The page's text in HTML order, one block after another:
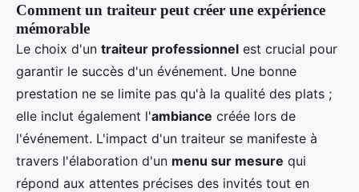
Comment un traiteur peut créer une expérience
mémorable
Le choix d'un traiteur professionnel est crucial pour
garantir le succès d'un événement. Une bonne
prestation ne se limite pas qu'à la qualité des plats ;
elle inclut également l'ambiance créée lors de
l'événement. L'impact d'un traiteur se manifeste à
travers l'élaboration d'un menu sur mesure qui
répond aux attentes précises des invités tout en